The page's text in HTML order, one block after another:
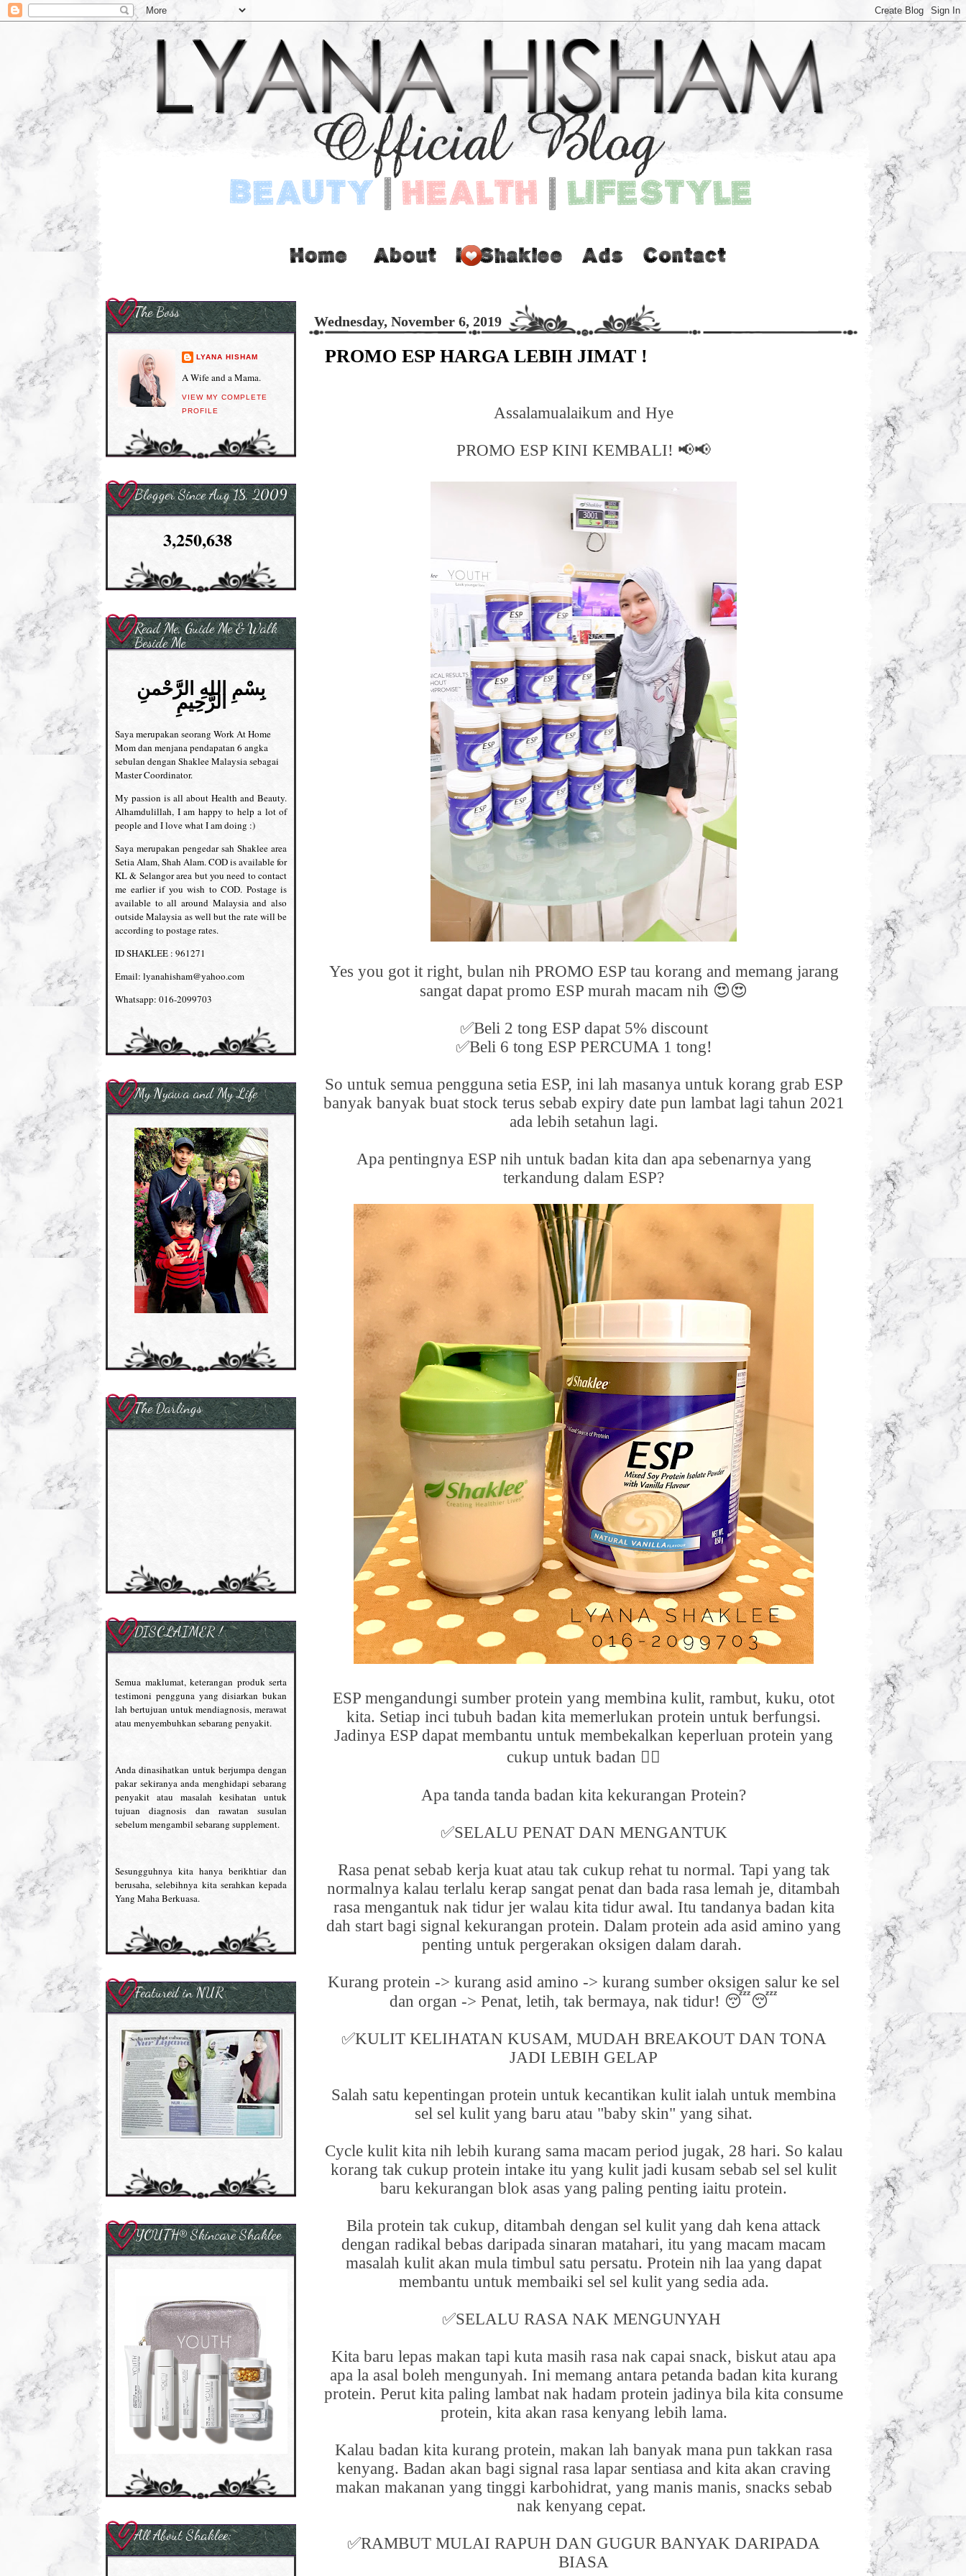
Wednesday, November 6, 2019
PROMO ESP HARGA LEBIH JIMAT !
Assalamualaikum and Hye
PROMO ESP KINI KEMBALI! 📢📢
Yes you got it right, bulan nih PROMO ESP tau korang and memang jarang
sangat dapat promo ESP murah macam nih 😍😍
✅Beli 2 tong ESP dapat 5% discount
✅Beli 6 tong ESP PERCUMA 1 tong!
So untuk semua pengguna setia ESP, ini lah masanya untuk korang grab ESP
banyak banyak buat stock terus sebab expiry date pun lambat lagi tahun 2021
ada lebih setahun lagi.
Apa pentingnya ESP nih untuk badan kita dan apa sebenarnya yang
terkandung dalam ESP?
ESP mengandungi sumber protein yang membina kulit, rambut, kuku, otot
kita. Setiap inci tubuh badan kita memerlukan protein untuk berfungsi.
Jadinya ESP dapat membantu untuk membekalkan keperluan protein yang
cukup untuk badan 👍🏻
Apa tanda tanda badan kita kekurangan Protein?
✅SELALU PENAT DAN MENGANTUK
Rasa penat sebab kerja kuat atau tak cukup rehat tu normal. Tapi yang tak
normalnya kalau terlalu kerap sangat penat dan bada rasa lemah je, ditambah
rasa mengantuk nak tidur jer walau kita tidur awal. Itu tandanya badan kita
dah start bagi signal kekurangan protein. Dalam protein ada asid amino yang
penting untuk pergerakan oksigen dalam darah.
Kurang protein -> kurang asid amino -> kurang sumber oksigen salur ke sel
dan organ -> Penat, letih, tak bermaya, nak tidur! 😴😴
✅KULIT KELIHATAN KUSAM, MUDAH BREAKOUT DAN TONA
JADI LEBIH GELAP
Salah satu kepentingan protein untuk kecantikan kulit ialah untuk membina
sel sel kulit yang baru atau "baby skin" yang sihat.
Cycle kulit kita nih lebih kurang sama macam period jugak, 28 hari. So kalau
korang tak cukup protein intake itu yang kulit jadi kusam sebab sel sel kulit
baru kekurangan blok asas yang paling penting iaitu protein.
Bila protein tak cukup, ditambah dengan sel kulit yang dah kena attack
dengan radikal bebas daripada sinaran matahari, itu yang macam macam
masalah kulit akan mula timbul satu persatu. Protein nih laa yang dapat
membantu untuk membaiki sel sel kulit yang sedia ada.
✅SELALU RASA NAK MENGUNYAH
Kita baru lepas makan tapi kuta masih rasa nak capai snack, biskut atau apa
apa la asal boleh mengunyah. Ini memang antara petanda badan kita kurang
protein. Perut kita paling lambat nak hadam protein jadinya bila kita consume
protein, kita akan rasa kenyang lebih lama.
Kalau badan kita kurang protein, makan lah banyak mana pun takkan rasa
kenyang. Badan akan bagi signal rasa lapar sentiasa and kita akan craving
makan makanan yang tinggi karbohidrat, yang manis manis, snacks sebab
nak kenyang cepat.
✅RAMBUT MULAI RAPUH DAN GUGUR BANYAK DARIPADA
BIASA
The Boss
LYANA HISHAM
A Wife and a Mama.
VIEW MY COMPLETE
PROFILE
Blogger Since Aug 18, 2009
3,250,638
Read Me, Guide Me & Walk
Beside Me
بِسْمِ اللهِ الرَّحْمنِ
الرَّحِيمِ
Saya merupakan seorang Work At Home
Mom dan menjana pendapatan 6 angka
sebulan dengan Shaklee Malaysia sebagai
Master Coordinator.
My passion is all about Health and Beauty.
Alhamdulillah, I am happy to help a lot of
people and I love what I am doing :)
Saya merupakan pengedar sah Shaklee area
Setia Alam, Shah Alam. COD is available for
KL & Selangor area but you need to contact
me earlier if you wish to COD. Postage is
available to all around Malaysia and also
outside Malaysia as well but the rate will be
according to postage rates.
ID SHAKLEE : 961271
Email: lyanahisham@yahoo.com
Whatsapp: 016-2099703
My Nyawa and My Life
The Darlings
DISCLAIMER !
Semua maklumat, keterangan produk serta
testimoni pengguna yang disiarkan bukan
lah bertujuan untuk mendiagnosis, merawat
atau menyembuhkan sebarang penyakit.
Anda dinasihatkan untuk berjumpa dengan
pakar sekiranya anda menghidapi sebarang
penyakit atau masalah kesihatan untuk
tujuan diagnosis dan rawatan susulan
sebelum mengambil sebarang supplement.
Sesungguhnya kita hanya berikhtiar dan
berusaha, selebihnya kita serahkan kepada
Yang Maha Berkuasa.
Featured in NUR
YOUTH® Skincare Shaklee
All About Shaklee: